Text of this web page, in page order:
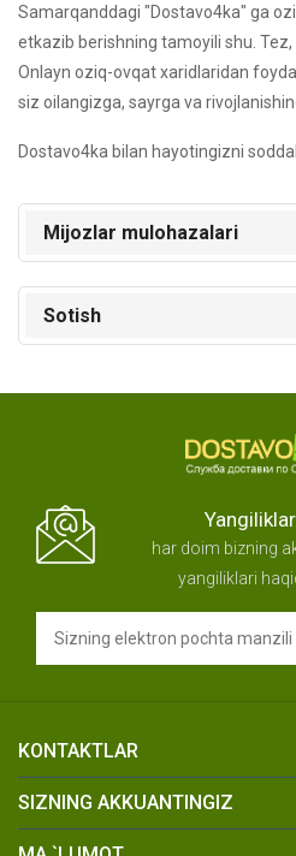
Samarqanddagi "Dostavo4ka" ga
etkazib berishning tamoyili shu. Tez,
Onlayn oziq-ovqat xaridlaridan
siz oilangizga, sayrga va
Dostavo4ka bilan hayotingizni
Mijozlar mulohazalari
Sotish
har doim bizning
yangiliklari
KONTAKTLAR
SIZNING AKKUANTINGIZ